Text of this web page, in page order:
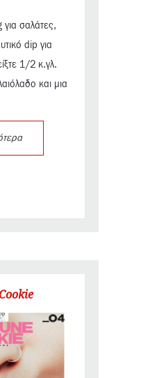
για σαλάτες,
dip για
1/2 κ.γλ.
και μια